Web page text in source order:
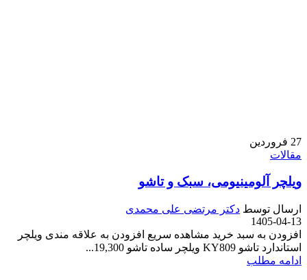
27 فروردین
مقالات
ویلچر آلومینیومی، سبک و تاشو
ارسال توسط دکتر مرتضی علی محمدی
1405-04-13
افزودن به سبد خرید مشاهده سریع افزودن به علاقه مندی ویلچر
استاندارد تاشو KY809 ویلچر ساده تاشو 19,300...
ادامه مطلب